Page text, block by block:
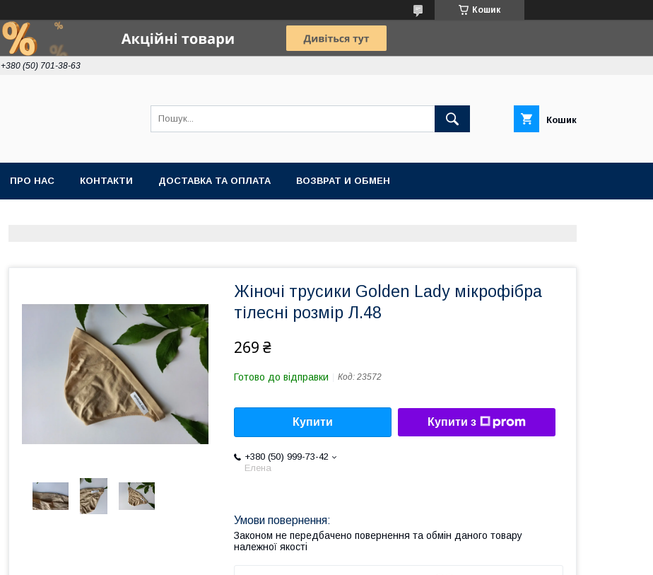
Кошик
+380 (50) 701-38-63
Кошик
ПРО НАС КОНТАКТИ ДОСТАВКА ТА ОПЛАТА ВОЗВРАТ И ОБМЕН
Жіночі трусики Golden Lady мікрофібра
тілесні розмір Л.48
269 ₴
Готово до відправки Код: 23572
Купити Купити з
+380 (50) 999-73-42
Елена
Законом не передбачено повернення та обмін даного товару
належної якості